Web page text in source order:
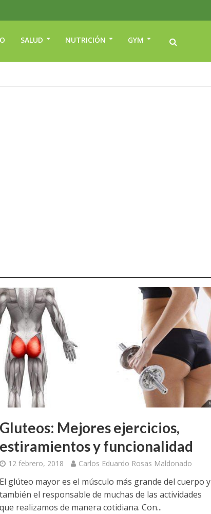
SALUD NUTRICIÓN GYM
Gluteos: Mejores ejercicios,
estiramientos y funcionalidad
12 febrero, 2018 Carlos Eduardo Rosas Maldonado
El glúteo mayor es el músculo más grande del cuerpo y
también el responsable de muchas de las actividades
que realizamos de manera cotidiana. Con...